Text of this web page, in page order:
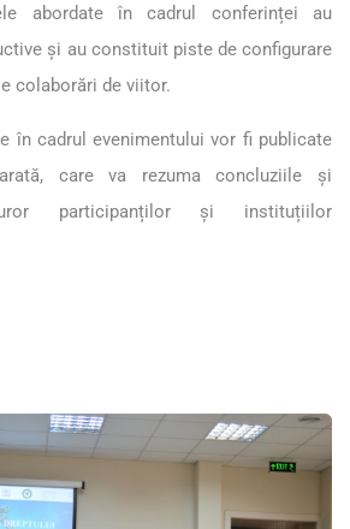
abordate în cadrul conferinței au
și au constituit piste de configurare
colaborări de viitor.
în cadrul evenimentului vor fi publicate
care va rezuma concluziile și
participanților și instituțiilor